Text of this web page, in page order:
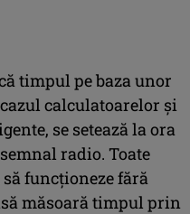
timpul pe baza unor
calculatoarelor şi
se setează la ora
radio. Toate
funcţioneze fără
măsoară timpul prin